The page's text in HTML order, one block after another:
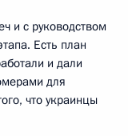
и с руководством
Есть план
и дали
для
что украинцы